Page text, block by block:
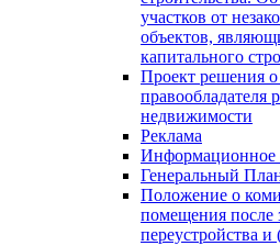
участков от
объектов,
капитального
Проект решения
правообладателя
недвижимости
Реклама
Информационное
Генеральный
Положение о
помещения после
переустройства